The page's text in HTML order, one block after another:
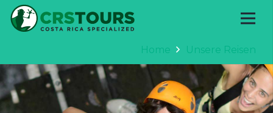
Home Unsere Reisen